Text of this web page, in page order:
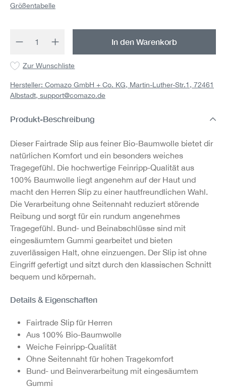
Größentabelle
Produkt Anzahl: Gib den gewünschten
In den Warenkorb
Zur Wunschliste
Hersteller: Comazo GmbH + Co. KG, Martin-Luther-Str.1, 72461
Albstadt, support@comazo.de
Produkt-Beschreibung
Dieser Fairtrade Slip aus feiner Bio-Baumwolle bietet dir
natürlichen Komfort und ein besonders weiches
Tragegefühl. Die hochwertige Feinripp-Qualität aus
100% Baumwolle liegt angenehm auf der Haut und
macht den Herren Slip zu einer hautfreundlichen Wahl.
Die Verarbeitung ohne Seitennaht reduziert störende
Reibung und sorgt für ein rundum angenehmes
Tragegefühl. Bund- und Beinabschlüsse sind mit
eingesäumtem Gummi gearbeitet und bieten
zuverlässigen Halt, ohne einzuengen. Der Slip ist ohne
Eingriff gefertigt und sitzt durch den klassischen Schnitt
bequem und körpernah.
Details & Eigenschaften
Fairtrade Slip für Herren
Aus 100% Bio-Baumwolle
Weiche Feinripp-Qualität
Ohne Seitennaht für hohen Tragekomfort
Bund- und Beinverarbeitung mit eingesäumtem
Gummi